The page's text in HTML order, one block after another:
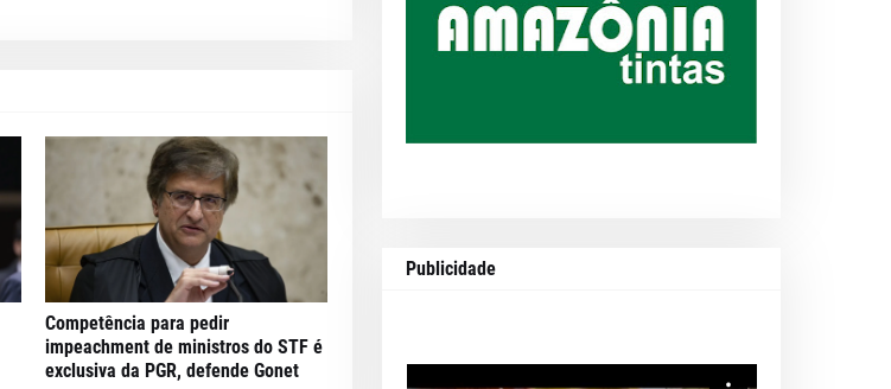
Competência para pedir
impeachment de ministros do STF é
exclusiva da PGR, defende Gonet
Publicidade